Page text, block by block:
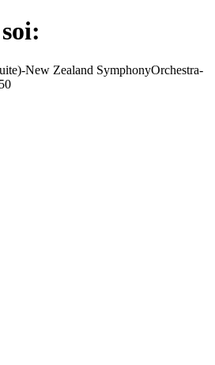
New Zealand SymphonyOrchestra-